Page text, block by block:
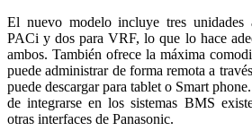
El nuevo modelo incluye tres unidades
PACi y dos para VRF, lo que lo hace
ambos. También ofrece la máxima
puede administrar de forma remota a
puede descargar para tablet o Smart
de integrarse en los sistemas BMS
otras interfaces de Panasonic.